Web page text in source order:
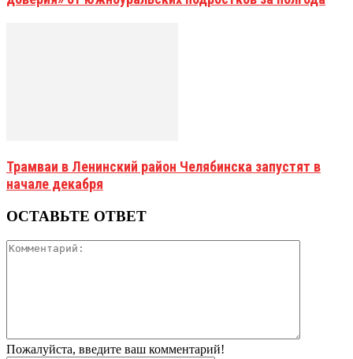
Трамваи в Ленинский район Челябинска запустят в
начале декабря
ОСТАВЬТЕ ОТВЕТ
Пожалуйста, введите ваш комментарий!